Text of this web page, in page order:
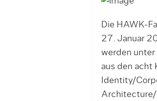
Die HAWK-
27. Januar
werden unter
aus den acht
Identity/
Architecture/